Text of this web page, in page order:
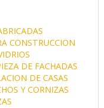
CONSTRUCCION
DE FACHADAS
DE CASAS
Y CORNIZAS